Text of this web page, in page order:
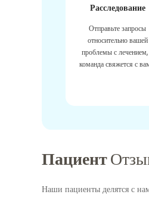
Расследование
Отправьте запросы
относительно вашей
проблемы с
команда свяжется с
Пациент
Наши пациенты делятся с